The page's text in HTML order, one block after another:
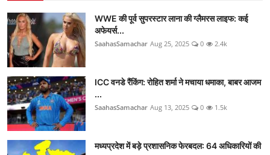
WWE की पूर्व सुपरस्टार लाना की ग्लैमरस लाइफ: कई
अफेयर्स...
SaahasSamachar Aug 25, 2025 0 2.4k
ICC वनडे रैंकिंग: रोहित शर्मा ने मचाया धमाका, बाबर आजम
...
SaahasSamachar Aug 13, 2025 0 1.5k
मध्यप्रदेश में बड़े प्रशासनिक फेरबदल: 64 अधिकारियों की